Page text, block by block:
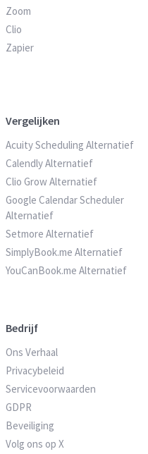
Zoom
Clio
Zapier
Vergelijken
Acuity Scheduling Alternatief
Calendly Alternatief
Clio Grow Alternatief
Google Calendar Scheduler
Alternatief
Setmore Alternatief
SimplyBook.me Alternatief
YouCanBook.me Alternatief
Bedrijf
Ons Verhaal
Privacybeleid
Servicevoorwaarden
GDPR
Beveiliging
Volg ons op X